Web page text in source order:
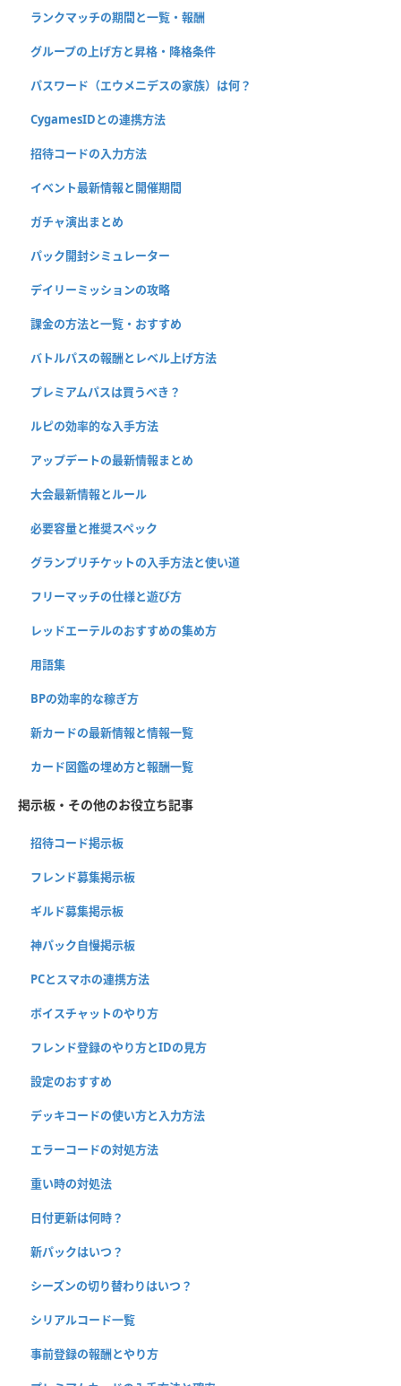
ランクマッチの期間と一覧・報酬
グループの上げ方と昇格・降格条件
パスワード（エウメニデスの家族）は何？
CygamesIDとの連携方法
招待コードの入力方法
イベント最新情報と開催期間
ガチャ演出まとめ
パック開封シミュレーター
デイリーミッションの攻略
課金の方法と一覧・おすすめ
バトルパスの報酬とレベル上げ方法
プレミアムパスは買うべき？
ルピの効率的な入手方法
アップデートの最新情報まとめ
大会最新情報とルール
必要容量と推奨スペック
グランプリチケットの入手方法と使い道
フリーマッチの仕様と遊び方
レッドエーテルのおすすめの集め方
用語集
BPの効率的な稼ぎ方
新カードの最新情報と情報一覧
カード図鑑の埋め方と報酬一覧
掲示板・その他のお役立ち記事
招待コード掲示板
フレンド募集掲示板
ギルド募集掲示板
神パック自慢掲示板
PCとスマホの連携方法
ボイスチャットのやり方
フレンド登録のやり方とIDの見方
設定のおすすめ
デッキコードの使い方と入力方法
エラーコードの対処方法
重い時の対処法
日付更新は何時？
新パックはいつ？
シーズンの切り替わりはいつ？
シリアルコード一覧
事前登録の報酬とやり方